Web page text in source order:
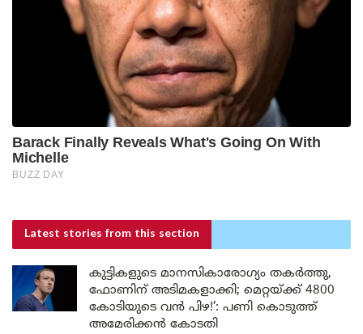
Latest stories from this section
കുട്ടികളുടെ മാനസികാരോഗ്യം തകർത്തു,
ഫോണിന് അടിമകളാക്കി; മെറ്റയ്ക്ക് 4800
കോടിയുടെ വൻ പിഴ!’: പണി കൊടുത്ത്
അമേരിക്കൻ കോടതി